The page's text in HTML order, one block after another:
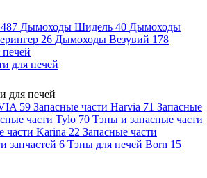
487 Дымоходы Шидель 40 Дымоходы
26 Дымоходы Везувий 178
для печей
для печей
59 Запасные части Harvia 71 Запасные
части Tylo 70 Тэны и запасные части
части Karina 22 Запасные части
запчастей 6 Тэны для печей Born 15